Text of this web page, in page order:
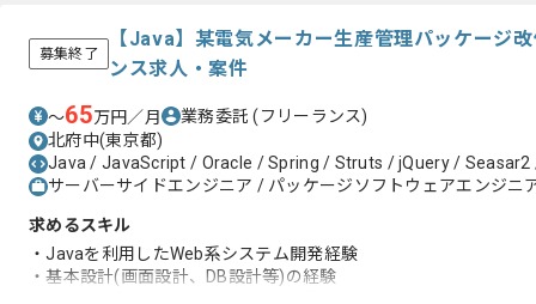
募集終了
【Java】某電気メーカー生産管理パッケージ
ンス求人・案件
〜65万円／月 業務委託(フリーランス)
北府中(東京都)
Java / JavaScript / Oracle / Spring / Struts / jQuery / Seasar2
サーバーサイドエンジニア / パッケージソフトウェアエンジニ
求めるスキル
・Javaを利用したWeb系システム開発経験
・基本設計(画面設計、DB設計等)の経験